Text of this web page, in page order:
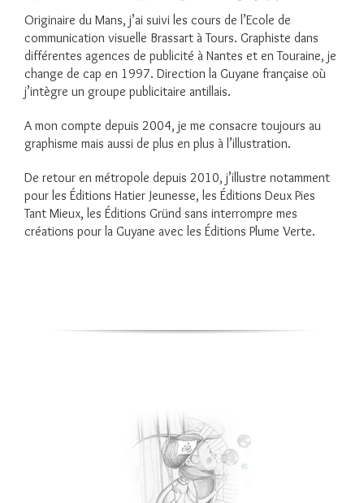
Originaire du Mans, j’ai suivi les cours de l’Ecole de
communication visuelle Brassart à Tours. Graphiste dans
différentes agences de publicité à Nantes et en Touraine, je
change de cap en 1997. Direction la Guyane française où
j’intègre un groupe publicitaire antillais.
A mon compte depuis 2004, je me consacre toujours au
graphisme mais aussi de plus en plus à l’illustration.
De retour en métropole depuis 2010, j’illustre notamment
pour les Éditions Hatier Jeunesse, les Éditions Deux Pies
Tant Mieux, les Éditions Gründ sans interrompre mes
créations pour la Guyane avec les Éditions Plume Verte.